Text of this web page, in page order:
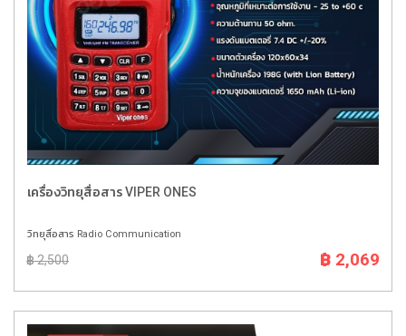
เครื่องวิทยุสื่อสาร VIPER ONES
วิทยุสื่อสาร Radio Communication
฿ 2,500 ฿ 2,069